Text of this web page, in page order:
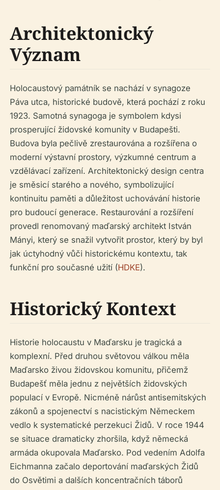
Architektonický
Význam
Holocaustový památník se nachází v synagoze
Páva utca, historické budově, která pochází z roku
1923. Samotná synagoga je symbolem kdysi
prosperující židovské komunity v Budapešti.
Budova byla pečlivě zrestaurována a rozšířena o
moderní výstavní prostory, výzkumné centrum a
vzdělávací zařízení. Architektonický design centra
je směsicí starého a nového, symbolizující
kontinuitu paměti a důležitost uchovávání historie
pro budoucí generace. Restaurování a rozšíření
provedl renomovaný maďarský architekt István
Mányi, který se snažil vytvořit prostor, který by byl
jak úctyhodný vůči historickému kontextu, tak
funkční pro současné užití (HDKE).
Historický Kontext
Historie holocaustu v Maďarsku je tragická a
komplexní. Před druhou světovou válkou měla
Maďarsko živou židovskou komunitu, přičemž
Budapešť měla jednu z největších židovských
populací v Evropě. Nicméně nárůst antisemitských
zákonů a spojenectví s nacistickým Německem
vedlo k systematické perzekuci Židů. V roce 1944
se situace dramaticky zhoršila, když německá
armáda okupovala Maďarsko. Pod vedením Adolfa
Eichmanna začalo deportování maďarských Židů
do Osvětimi a dalších koncentračních táborů